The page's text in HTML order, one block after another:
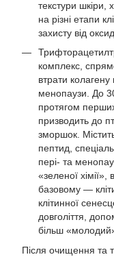
текстури шкіри,
на різні етапи
захисту від
комплекс,
втрати
менопаузи. До
протягом
призводить до
зморшок.
пептид,
пері- та
«зеленої
базовому —
клітинної
довголіття,
більш
Після очищення та